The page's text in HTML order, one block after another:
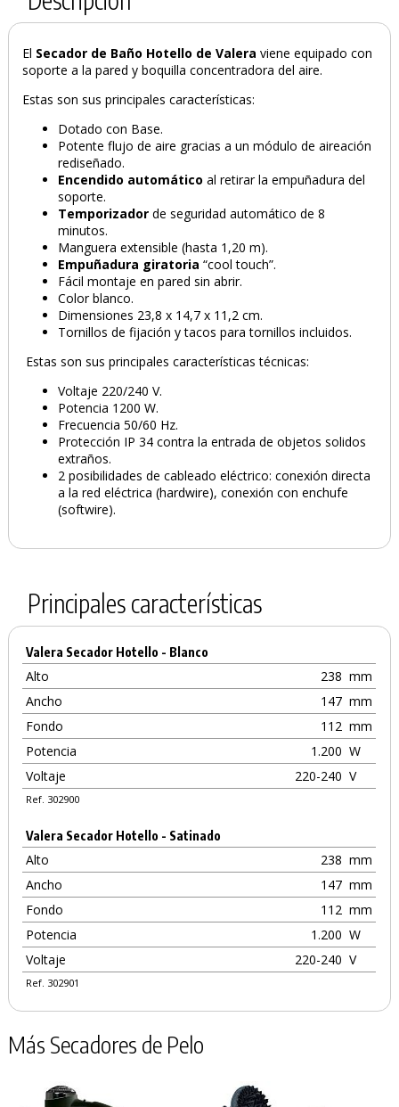
PRODUCTO AÑADIDO AL CARRITO
El Secador de Baño Hotello de Valeraviene equipado con
soporte a la pared y boquilla concentradora del aire.
Estas son sus principales características:
Dotado con Base.
Potente flujo de aire gracias a un módulo de aireación
rediseñado.
Encendido automático al retirar la empuñadura del
soporte.
Temporizador de seguridad automático de 8
minutos.
Manguera extensible (hasta 1,20 m).
Empuñadura giratoria “cool touch”.
Fácil montaje en pared sin abrir.
Color blanco.
Dimensiones 23,8 x 14,7 x 11,2 cm.
Tornillos de fijación y tacos para tornillos incluidos.
Estas son sus principales características técnicas:
Voltaje 220/240 V.
Potencia 1200 W.
Frecuencia 50/60 Hz.
Protección IP 34 contra la entrada de objetos solidos
extraños.
2 posibilidades de cableado eléctrico: conexión directa
a la red eléctrica (hardwire), conexión con enchufe
(softwire).
Principales características
Valera Secador Hotello - Blanco
Alto 238 mm
Ancho
147 mm
Fondo
112 mm
Potencia
1.200 W
Voltaje
220-240 V
Ref. 302900
Valera Secador Hotello - Satinado
Alto 238 mm
Ancho
147 mm
Fondo
112 mm
Potencia
1.200 W
Voltaje
220-240 V
Ref. 302901
Más Secadores de Pelo